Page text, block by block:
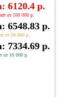
6120.4 р.
от 100 000 р.
6548.83 р.
от 50 000 р.
7334.69 р.
от 10 000 р.